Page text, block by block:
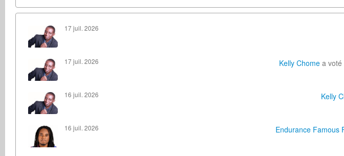
17 juil. 2026
17 juil. 2026 Kelly Chome a
16 juil. 2026 Kelly
16 juil. 2026 Endurance Famous